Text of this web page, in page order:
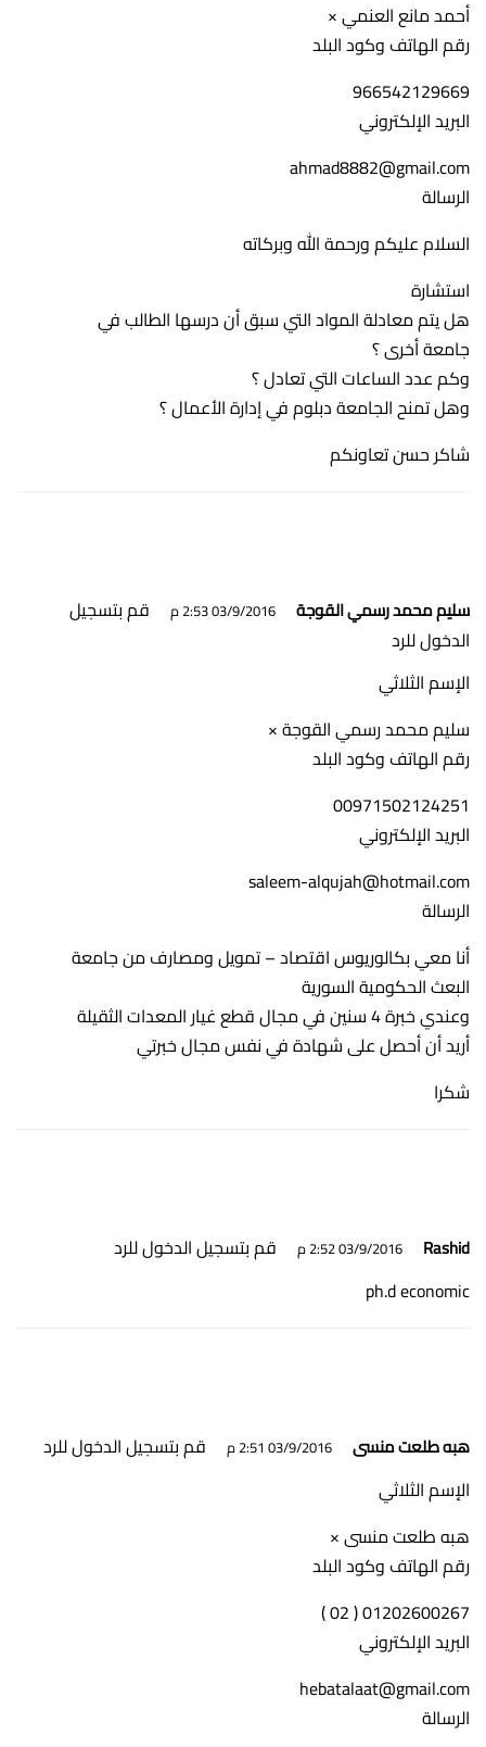
أحمد مانع العنمي ×
رقم الهاتف وكود البلد
966542129669
البريد الإلكتروني
ahmad8882@gmail.com
الرسالة
السلام عليكم ورحمة الله وبركاته
استشارة
هل يتم معادلة المواد التي سبق أن درسها الطالب في
جامعة أخرى ؟
وكم عدد الساعات التي تعادل ؟
وهل تمنح الجامعة دبلوم في إدارة الأعمال ؟
شاكر حسن تعاونكم
سليم محمد رسمي القوجة 03/9/2016 2:53 م
قم بتسجيل
الدخول للرد
الإسم الثلاثي
سليم محمد رسمي القوجة ×
رقم الهاتف وكود البلد
00971502124251
البريد الإلكتروني
saleem-alqujah@hotmail.com
الرسالة
أنا معي بكالوريوس اقتصاد – تمويل ومصارف من جامعة
البعث الحكومية السورية
وعندي خبرة 4 سنين في مجال قطع غيار المعدات الثقيلة
أريد أن أحصل على شهادة في نفس مجال خبرتي
شكرا
Rashid 03/9/2016 2:52 م
قم بتسجيل الدخول للرد
ph.d economic
هبه طلعت منسى 03/9/2016 2:51 م
قم بتسجيل الدخول للرد
الإسم الثلاثي
هبه طلعت منسى ×
رقم الهاتف وكود البلد
01202600267 ( 02 )
البريد الإلكتروني
hebatalaat@gmail.com
الرسالة